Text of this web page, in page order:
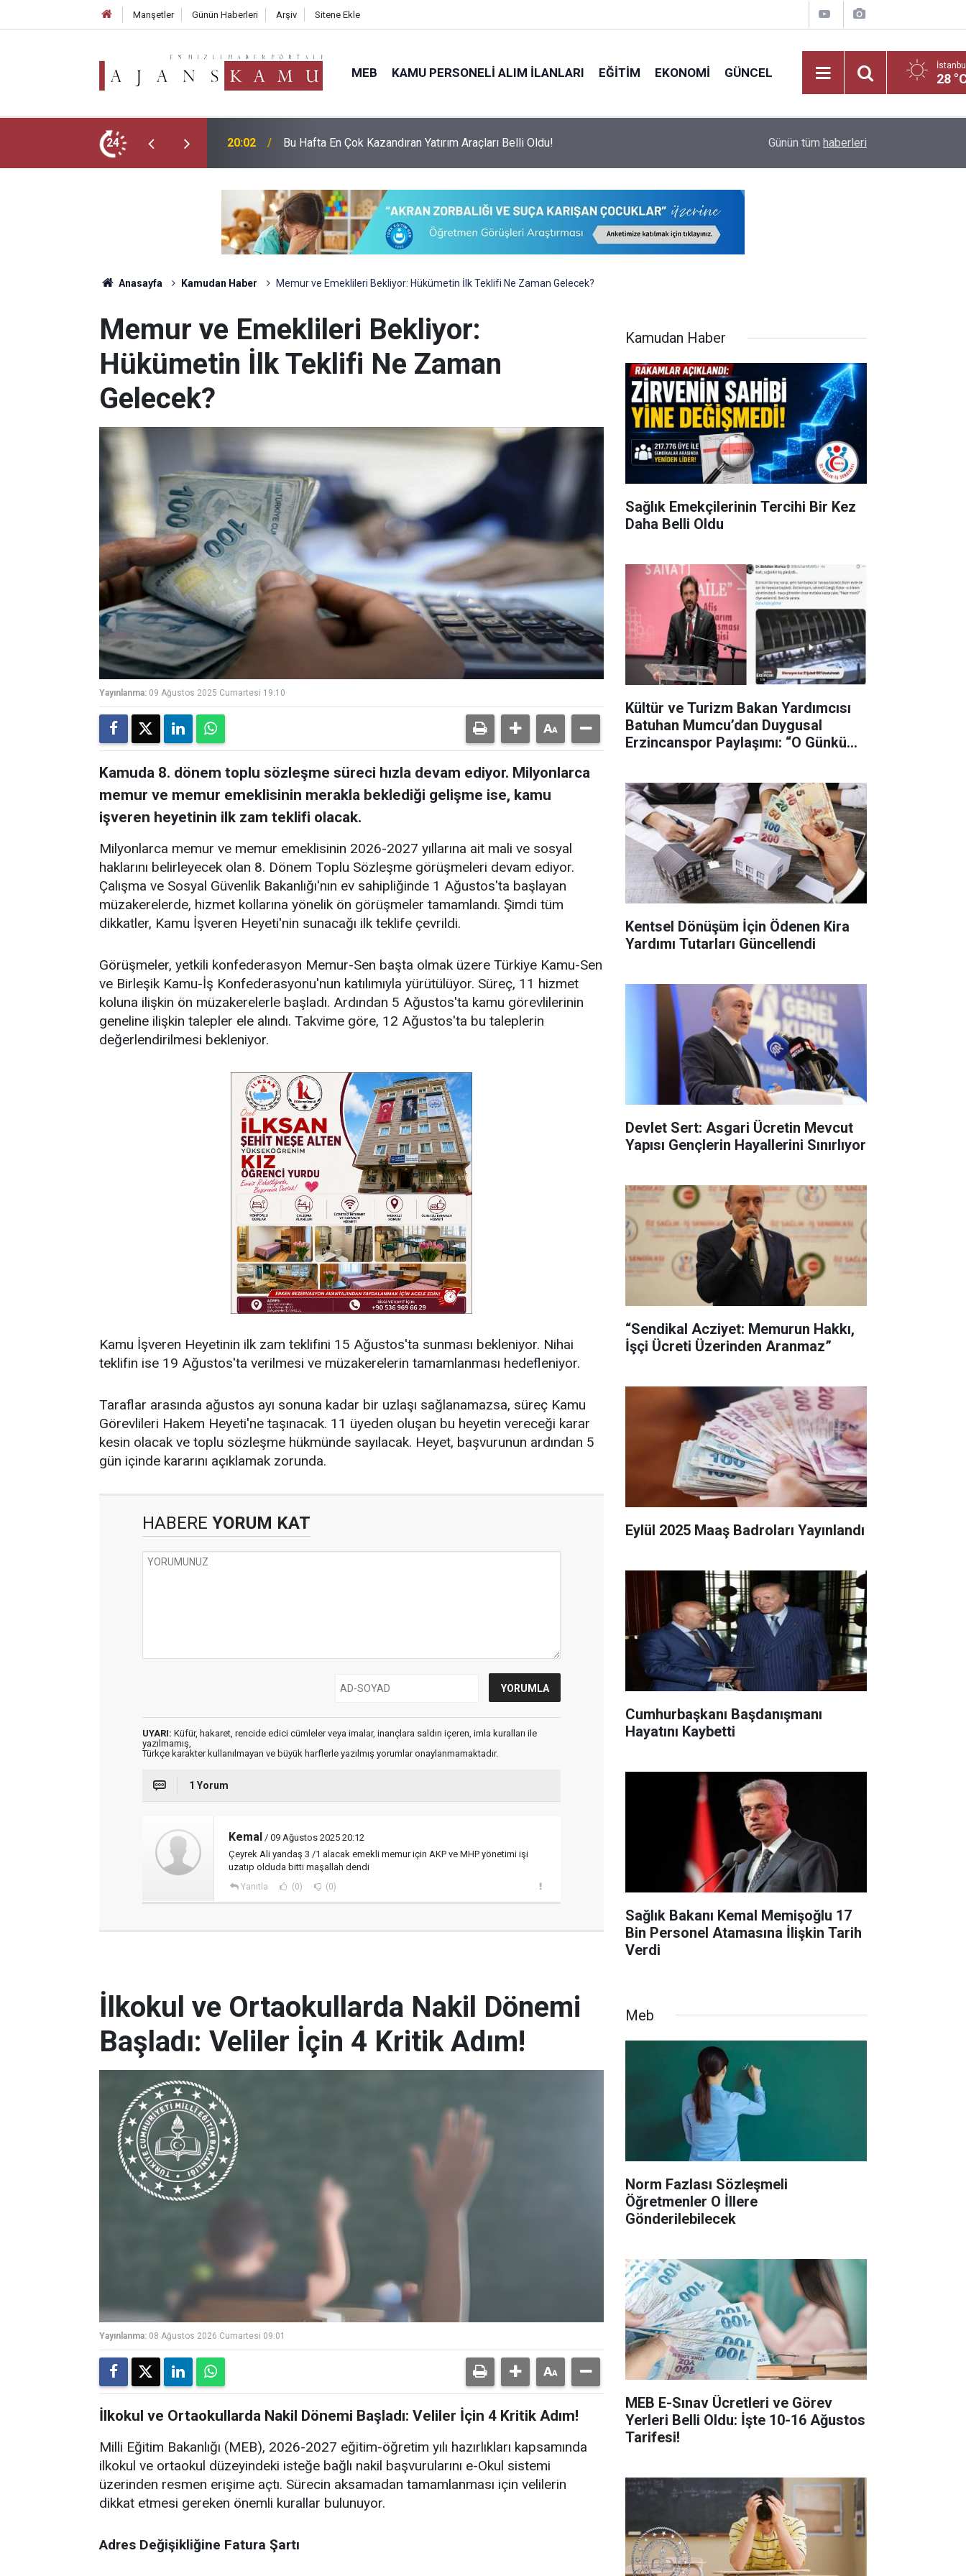
Manşetler Günün Haberleri Arşiv Sitene Ekle
MEB KAMU PERSONELI ALIM İLANLARI EĞITIM EKONOMI GÜNCEL 28
24
Araçları Belli Oldu! 19:02
MEB E-Sınav Ücretleri ve Görev Yerleri Belli Oldu: İşte 10-16 Ağustos
Tarifesi!
Uygulanacak!
Günün tüm haberleri
Anasayfa Kamudan Haber Memur ve Emeklileri Bekliyor: Hükümetin İlk Teklifi Ne Zaman Gelecek?
Memur ve Emeklileri Bekliyor:
Hükümetin İlk Teklifi Ne Zaman
Gelecek?
Yayınlanma: 09 Ağustos 2025 Cumartesi 19:10
Kamuda 8. dönem toplu sözleşme süreci hızla devam ediyor. Milyonlarca
memur ve memur emeklisinin merakla beklediği gelişme ise, kamu
işveren heyetinin ilk zam teklifi olacak.
Milyonlarca memur ve memur emeklisinin 2026-2027 yıllarına ait mali ve sosyal
haklarını belirleyecek olan 8. Dönem Toplu Sözleşme görüşmeleri devam ediyor.
Çalışma ve Sosyal Güvenlik Bakanlığı'nın ev sahipliğinde 1 Ağustos'ta başlayan
müzakerelerde, hizmet kollarına yönelik ön görüşmeler tamamlandı. Şimdi tüm
dikkatler, Kamu İşveren Heyeti'nin sunacağı ilk teklife çevrildi.
Görüşmeler, yetkili konfederasyon Memur-Sen başta olmak üzere Türkiye Kamu-Sen
ve Birleşik Kamu-İş Konfederasyonu'nun katılımıyla yürütülüyor. Süreç, 11 hizmet
koluna ilişkin ön müzakerelerle başladı. Ardından 5 Ağustos'ta kamu görevlilerinin
geneline ilişkin talepler ele alındı. Takvime göre, 12 Ağustos'ta bu taleplerin
değerlendirilmesi bekleniyor.
Kamu İşveren Heyetinin ilk zam teklifini 15 Ağustos'ta sunması bekleniyor. Nihai
teklifin ise 19 Ağustos'ta verilmesi ve müzakerelerin tamamlanması hedefleniyor.
Taraflar arasında ağustos ayı sonuna kadar bir uzlaşı sağlanamazsa, süreç Kamu
Görevlileri Hakem Heyeti'ne taşınacak. 11 üyeden oluşan bu heyetin vereceği karar
kesin olacak ve toplu sözleşme hükmünde sayılacak. Heyet, başvurunun ardından 5
gün içinde kararını açıklamak zorunda.
HABERE YORUM KAT
UYARI: Küfür, hakaret, rencide edici cümleler veya imalar, inançlara saldırı içeren, imla kuralları ile
yazılmamış,
Türkçe karakter kullanılmayan ve büyük harflerle yazılmış yorumlar onaylanmamaktadır.
1 Yorum
Kemal / 09 Ağustos 2025 20:12
Çeyrek Ali yandaş 3 /1 alacak emekli memur için AKP ve MHP yönetimi işi
uzatıp olduda bitti maşallah dendi
Yanıtla (0) (0)
Kamudan Haber
Sağlık Emekçilerinin Tercihi Bir Kez
Daha Belli Oldu
Kültür ve Turizm Bakan Yardımcısı
Batuhan Mumcu’dan Duygusal
Erzincanspor Paylaşımı: “O Günkü
Kentsel Dönüşüm İçin Ödenen Kira
Yardımı Tutarları Güncellendi
Devlet Sert: Asgari Ücretin Mevcut
Yapısı Gençlerin Hayallerini Sınırlıyor
“Sendikal Acziyet: Memurun Hakkı,
İşçi Ücreti Üzerinden Aranmaz”
Eylül 2025 Maaş Badroları Yayınlandı
Cumhurbaşkanı Başdanışmanı
Hayatını Kaybetti
Sağlık Bakanı Kemal Memişoğlu 17
Bin Personel Atamasına İlişkin Tarih
Verdi
İlkokul ve Ortaokullarda Nakil Dönemi
Başladı: Veliler İçin 4 Kritik Adım!
Yayınlanma: 08 Ağustos 2026 Cumartesi 09:01
İlkokul ve Ortaokullarda Nakil Dönemi Başladı: Veliler İçin 4 Kritik Adım!
Milli Eğitim Bakanlığı (MEB), 2026-2027 eğitim-öğretim yılı hazırlıkları kapsamında
ilkokul ve ortaokul düzeyindeki isteğe bağlı nakil başvurularını e-Okul sistemi
üzerinden resmen erişime açtı. Sürecin aksamadan tamamlanması için velilerin
dikkat etmesi gereken önemli kurallar bulunuyor.
Adres Değişikliğine Fatura Şartı
Meb
Norm Fazlası Sözleşmeli
Öğretmenler O İllere
Gönderilebilecek
MEB E-Sınav Ücretleri ve Görev
Yerleri Belli Oldu: İşte 10-16 Ağustos
Tarifesi!